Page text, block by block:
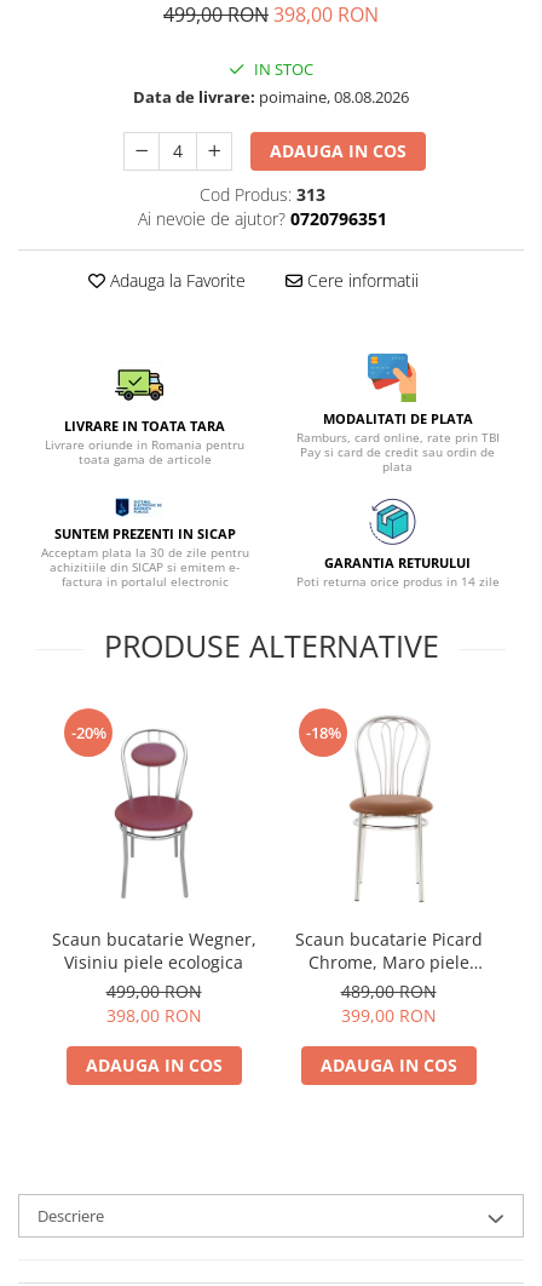
499,00 RON398,00 RON
IN STOC
Data de livrare: poimaine, 08.08.2026
ADAUGA IN COS
Cod Produs: 313
Ai nevoie de ajutor? 0720796351
Adauga la Favorite Cere informatii
LIVRARE IN TOATA TARA
Livrare oriunde in Romania pentru
toata gama de articole
MODALITATI DE PLATA
Ramburs, card online, rate prin TBI
Pay si card de credit sau ordin de
plata
SUNTEM PREZENTI IN SICAP
Acceptam plata la 30 de zile pentru
achizitiile din SICAP si emitem e-
factura in portalul electronic
GARANTIA RETURULUI
Poti returna orice produs in 14 zile
PRODUSE ALTERNATIVE
-20%
Scaun bucatarie Wegner,
Visiniu piele ecologica
499,00 RON
398,00 RON
ADAUGA IN COS
-18%
Scaun bucatarie Picard
Chrome, Maro piele
ecologica
489,00 RON
399,00 RON
ADAUGA IN COS
Descriere